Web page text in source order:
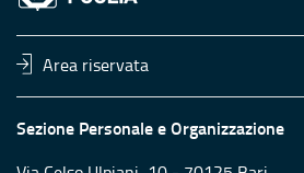
Area riservata
Sezione Personale e Organizzazione